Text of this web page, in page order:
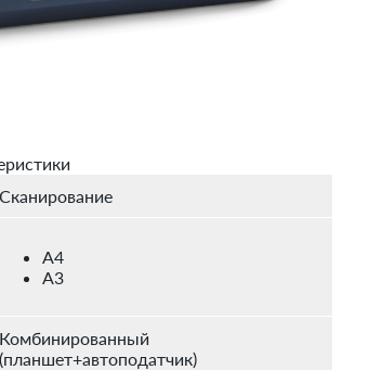
Сканирование
A4
A3
Комбинированный
(планшет+автоподатчик)